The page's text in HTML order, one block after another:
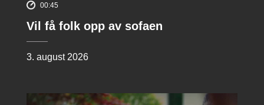
00:45
Vil få folk opp av sofaen
3. august 2026